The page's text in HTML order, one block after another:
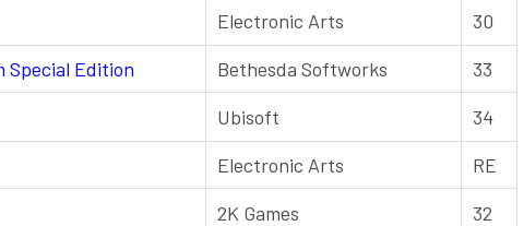
Electronic Arts
30
Special Edition Bethesda Softworks
33
Ubisoft
34
Electronic Arts
RE
2K Games
32